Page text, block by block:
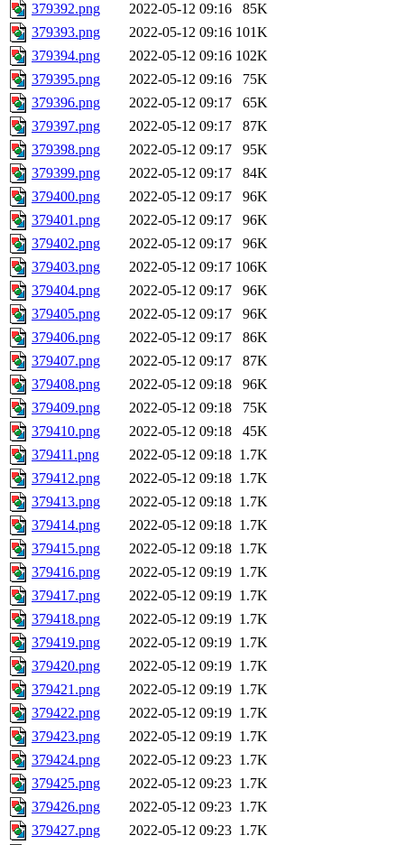
379392.png
2022-05-12 09:16
85K
379393.png
2022-05-12 09:16 101K
379394.png
2022-05-12 09:16 102K
379395.png
2022-05-12 09:16
75K
379396.png
2022-05-12 09:17
65K
379397.png
2022-05-12 09:17
87K
379398.png
2022-05-12 09:17
95K
379399.png
2022-05-12 09:17
84K
379400.png
2022-05-12 09:17
96K
379401.png
2022-05-12 09:17
96K
379402.png
2022-05-12 09:17
96K
379403.png
2022-05-12 09:17 106K
379404.png
2022-05-12 09:17
96K
379405.png
2022-05-12 09:17
96K
379406.png
2022-05-12 09:17
86K
379407.png
2022-05-12 09:17
87K
379408.png
2022-05-12 09:18
96K
379409.png
2022-05-12 09:18
75K
379410.png
2022-05-12 09:18
45K
379411.png
2022-05-12 09:18 1.7K
379412.png
2022-05-12 09:18 1.7K
379413.png
2022-05-12 09:18 1.7K
379414.png
2022-05-12 09:18 1.7K
379415.png
2022-05-12 09:18 1.7K
379416.png
2022-05-12 09:19 1.7K
379417.png
2022-05-12 09:19 1.7K
379418.png
2022-05-12 09:19 1.7K
379419.png
2022-05-12 09:19 1.7K
379420.png
2022-05-12 09:19 1.7K
379421.png
2022-05-12 09:19 1.7K
379422.png
2022-05-12 09:19 1.7K
379423.png
2022-05-12 09:19 1.7K
379424.png
2022-05-12 09:23 1.7K
379425.png
2022-05-12 09:23 1.7K
379426.png
2022-05-12 09:23 1.7K
379427.png
2022-05-12 09:23 1.7K